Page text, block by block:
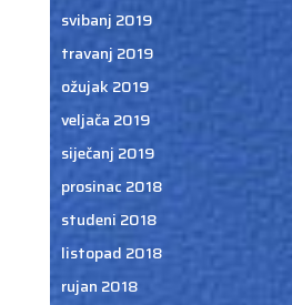
svibanj 2019
travanj 2019
ožujak 2019
veljača 2019
siječanj 2019
prosinac 2018
studeni 2018
listopad 2018
rujan 2018